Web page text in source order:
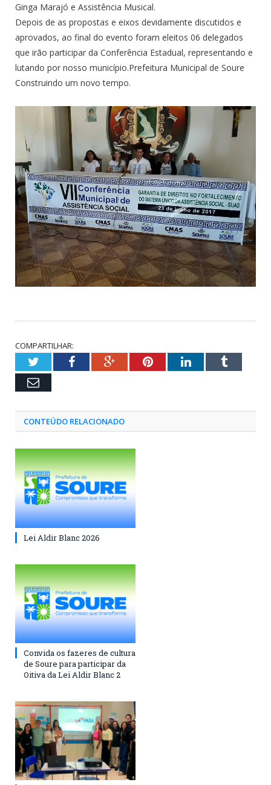
Ginga Marajó e Assistência Musical.
Depois de as propostas e eixos devidamente discutidos e
aprovados, ao final do evento foram eleitos 06 delegados
que irão participar da Conferência Estadual, representando e
lutando por nosso município.Prefeitura Municipal de Soure
Construindo um novo tempo.
COMPARTILHAR:
TwitterFacebookGoogle+PinterestLinkedInTumblr
Email
CONTEÚDO RELACIONADO
Lei Aldir Blanc 2026
Convida os fazeres de cultura
de Soure para participar da
Oitiva da Lei Aldir Blanc 2